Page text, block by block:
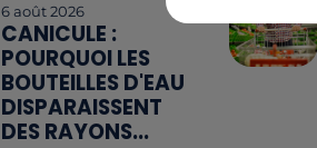
6 août 2026
CANICULE :
POURQUOI LES
BOUTEILLES D'EAU
DISPARAISSENT
DES RAYONS...